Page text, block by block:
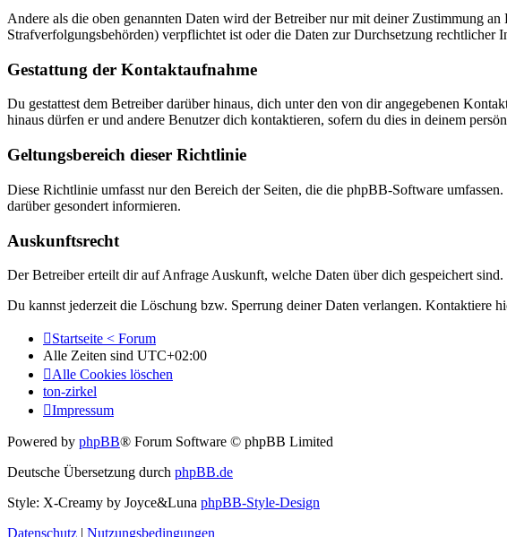
Andere als die oben genannten Daten wird der Betreiber nur mit deiner Zustimmung
Strafverfolgungsbehörden) verpflichtet ist oder die Daten zur Durchsetzung rechtlicher
Gestattung der Kontaktaufnahme
Du gestattest dem Betreiber darüber hinaus, dich unter den von dir angegebenen
hinaus dürfen er und andere Benutzer dich kontaktieren, sofern du dies in deinem
Geltungsbereich dieser Richtlinie
Diese Richtlinie umfasst nur den Bereich der Seiten, die die phpBB-Software
darüber gesondert informieren.
Auskunftsrecht
Der Betreiber erteilt dir auf Anfrage Auskunft, welche Daten über dich gespeichert sind.
Du kannst jederzeit die Löschung bzw. Sperrung deiner Daten verlangen. Kontaktiere
Startseite < Forum
Alle Zeiten sind UTC+02:00
Alle Cookies löschen
ton-zirkel
Impressum
Powered by phpBB® Forum Software © phpBB Limited
Deutsche Übersetzung durch phpBB.de
Style: X-Creamy by Joyce&Luna phpBB-Style-Design
Datenschutz | Nutzungsbedingungen